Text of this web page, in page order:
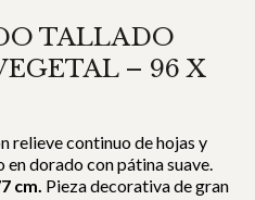
TALLADO
– 96 X
relieve continuo de hojas y
dorado con pátina suave.
cm. Pieza decorativa de gran